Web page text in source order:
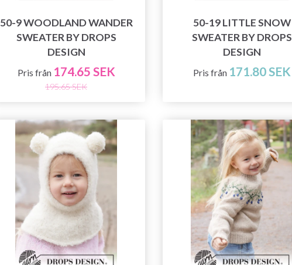
50-9 WOODLAND WANDER
SWEATER BY DROPS
DESIGN
Pris från 174.65 SEK
195.65 SEK
50-19 LITTLE SNOW
SWEATER BY DROPS
DESIGN
Pris från 171.80 SEK
Spara upp till 50%!